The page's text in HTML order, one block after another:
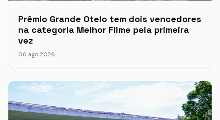
Prêmio Grande Otelo tem dois vencedores
na categoria Melhor Filme pela primeira
vez
06 ago 2026